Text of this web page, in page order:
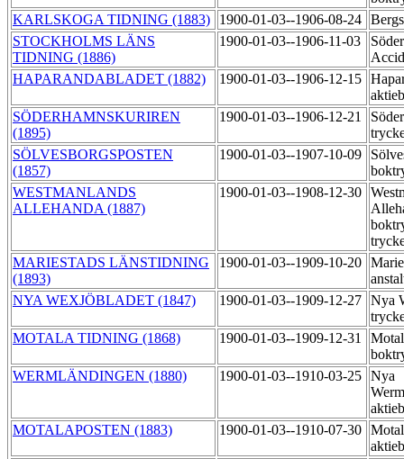
KARLSKOGA TIDNING (1883)
1900-01-03--1906-08-24
STOCKHOLMS LÄNS
TIDNING (1886)
1900-01-03--1906-11-03
HAPARANDABLADET (1882)
1900-01-03--1906-12-15
SÖDERHAMNSKURIREN
(1895)
1900-01-03--1906-12-21
SÖLVESBORGSPOSTEN
(1857)
1900-01-03--1907-10-09
WESTMANLANDS
ALLEHANDA (1887)
1900-01-03--1908-12-30
MARIESTADS LÄNSTIDNING
(1893)
1900-01-03--1909-10-20
NYA WEXJÖBLADET (1847)
1900-01-03--1909-12-27 Nya
MOTALA TIDNING (1868)
1900-01-03--1909-12-31
WERMLÄNDINGEN (1880)
1900-01-03--1910-03-25 Nya
MOTALAPOSTEN (1883)
1900-01-03--1910-07-30